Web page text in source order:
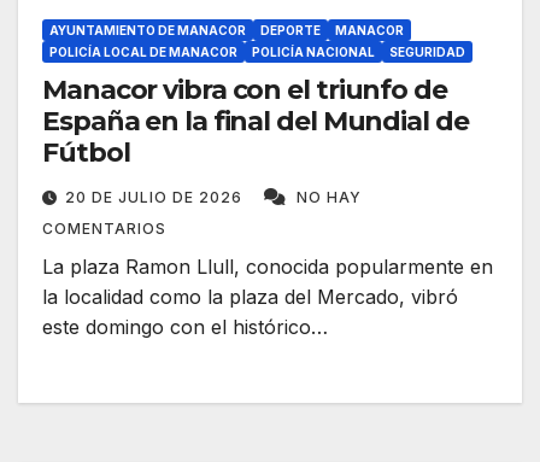
AYUNTAMIENTO DE MANACOR DEPORTE
MANACOR
POLICÍA LOCAL DE MANACOR
POLICÍA NACIONAL SEGURIDAD
Manacor vibra con el triunfo de
España en la final del Mundial de
Fútbol
20 DE JULIO DE 2026
NO HAY
COMENTARIOS
La plaza Ramon Llull, conocida popularmente en
la localidad como la plaza del Mercado, vibró
este domingo con el histórico…